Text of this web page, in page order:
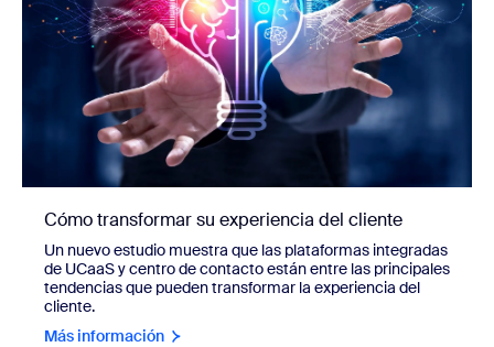
Cómo transformar su experiencia del cliente
Un nuevo estudio muestra que las plataformas integradas
de UCaaS y centro de contacto están entre las principales
tendencias que pueden transformar la experiencia del
cliente.
Más información